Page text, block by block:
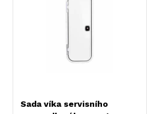
Sada víka servisního